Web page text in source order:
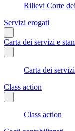
Rilievi Corte
Servizi erogati
Carta dei servizi e
Carta dei
Class action
Class action